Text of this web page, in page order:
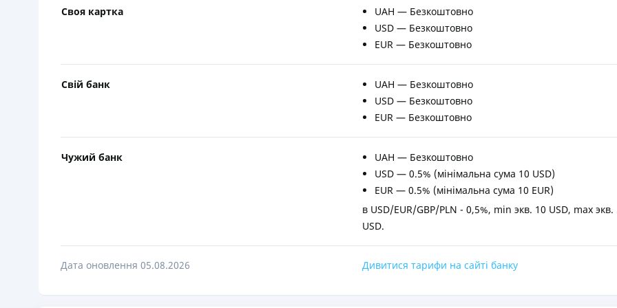
Своя картка
UAH — Безкоштовно
USD — Безкоштовно
EUR — Безкоштовно
Свій банк
UAH — Безкоштовно
USD — Безкоштовно
EUR — Безкоштовно
Чужий банк
UAH — Безкоштовно
USD — 0.5% (мінімальна сума 10 USD)
EUR — 0.5% (мінімальна сума 10 EUR)
в USD/EUR/GBP/PLN - 0,5%, min экв. 10 USD, max экв.
USD.
Дата оновлення 05.08.2026 Дивитися тарифи на сайті банку